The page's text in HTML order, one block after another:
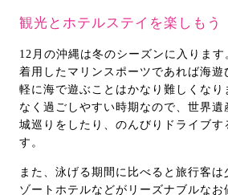
観光とホテルステイを楽しもう
12月の沖縄は冬のシーズンに入りま
着用したマリンスポーツであれば海遊
軽に海で遊ぶことはかなり難しくなり
なく過ごしやすい時期なので、世界
城巡りをしたり、のんびりドライブす
す。
また、泳げる期間に比べると旅行客は
ゾートホテルなどがリーズナブルなお